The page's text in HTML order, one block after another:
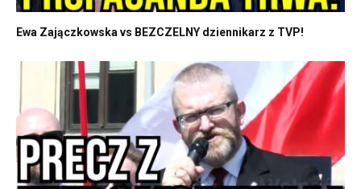
Ewa Zajączkowska vs BEZCZELNY dziennikarz z TVP!